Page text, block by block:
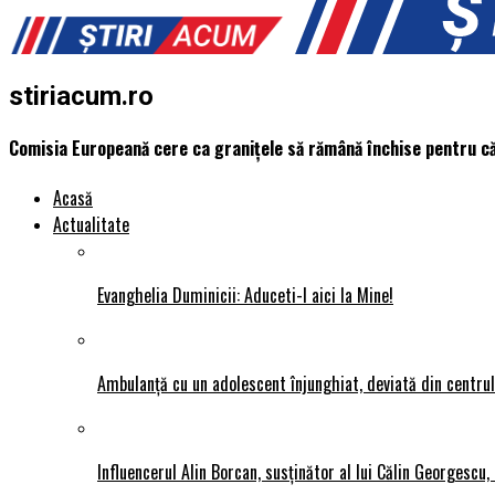
stiriacum.ro
Comisia Europeană cere ca granițele să rămână închise pentru
Acasă
Actualitate
Evanghelia Duminicii: Aduceti-l aici la Mine!
Ambulanță cu un adolescent înjunghiat, deviată din
Influencerul Alin Borcan, susținător al lui Călin